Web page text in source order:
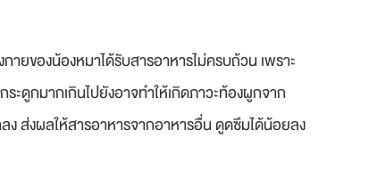
ายของน้องหมาได้รับสารอาหารไม่ครบถ้วน เพราะ
ะดูกมากเกินไปยังอาจทำให้เกิดภาวะท้องผูกจาก
ง ส่งผลให้สารอาหารจากอาหารอื่น ดูดซึมได้น้อยลง